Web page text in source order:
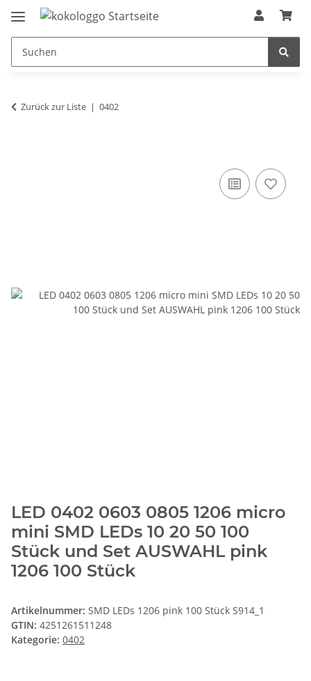
Zurück zur Liste 0402
LED 0402 0603 0805 1206 micro
mini SMD LEDs 10 20 50 100
Stück und Set AUSWAHL pink
1206 100 Stück
Artikelnummer: SMD LEDs 1206 pink 100 Stück S914_1
GTIN: 4251261511248
Kategorie: 0402